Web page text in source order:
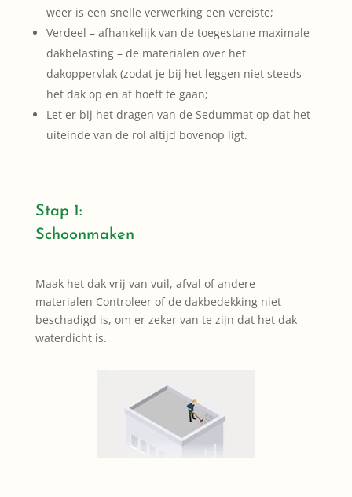
weer is een snelle verwerking een vereiste;
Verdeel – afhankelijk van de toegestane maximale
dakbelasting – de materialen over het
dakoppervlak (zodat je bij het leggen niet steeds
het dak op en af hoeft te gaan;
Let er bij het dragen van de Sedummat op dat het
uiteinde van de rol altijd bovenop ligt.
Stap 1:
Schoonmaken
Maak het dak vrij van vuil, afval of andere
materialen Controleer of de dakbedekking niet
beschadigd is, om er zeker van te zijn dat het dak
waterdicht is.